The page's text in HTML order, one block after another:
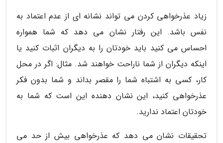
زیاد عذرخواهی کردن می تواند نشانه ای از عدم اعتماد به
نفس باشد. این رفتار نشان می دهد که شما همواره
احساس می کنید باید خودتان را به دیگران اثبات کنید یا
اینکه دیگران از شما ناراحت خواهند شد. مثال: اگر در محل
کار، کسی به اشتباه شما را مقصر بداند و شما بدون فکر
عذرخواهی کنید، این نشان دهنده این است که شما به
خودتان اعتماد ندارید.
تحقیقات نشان می دهد که عذرخواهی بیش از حد می